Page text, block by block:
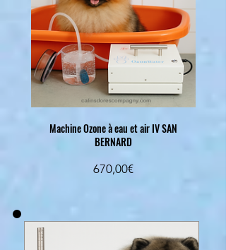
Machine Ozone à eau et air IV SAN
BERNARD
670,00€Prezzo